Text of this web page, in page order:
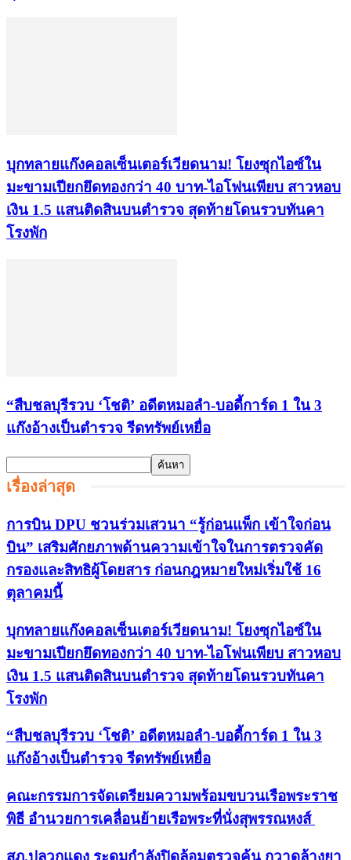
บุกทลายแก๊งคอลเซ็นเตอร์เวียดนาม! โยงซุกไอซ์ใน
มะขามเปียกยึดทองกว่า 40 บาท-ไอโฟนเพียบ สาวหอบ
เงิน 1.5 แสนติดสินบนตำรวจ สุดท้ายโดนรวบทันคา
โรงพัก
“สืบชลบุรีรวบ ‘โชติ’ อดีตหมอลำ-บอดี้การ์ด 1 ใน 3
แก๊งอ้างเป็นตำรวจ รีดทรัพย์เหยื่อ
เรื่องล่าสุด
การบิน DPU ชวนร่วมเสวนา “รู้ก่อนแพ็ก เข้าใจก่อน
บิน” เสริมศักยภาพด้านความเข้าใจในการตรวจคัด
กรองและสิทธิผู้โดยสาร ก่อนกฎหมายใหม่เริ่มใช้ 16
ตุลาคมนี้
บุกทลายแก๊งคอลเซ็นเตอร์เวียดนาม! โยงซุกไอซ์ใน
มะขามเปียกยึดทองกว่า 40 บาท-ไอโฟนเพียบ สาวหอบ
เงิน 1.5 แสนติดสินบนตำรวจ สุดท้ายโดนรวบทันคา
โรงพัก
“สืบชลบุรีรวบ ‘โชติ’ อดีตหมอลำ-บอดี้การ์ด 1 ใน 3
แก๊งอ้างเป็นตำรวจ รีดทรัพย์เหยื่อ
คณะกรรมการจัดเตรียมความพร้อมขบวนเรือพระราช
พิธี อำนวยการเคลื่อนย้ายเรือพระที่นั่งสุพรรณหงส์
สภ.ปลวกแดง ระดมกำลังปิดล้อมตรวจค้น กวาดล้างยา